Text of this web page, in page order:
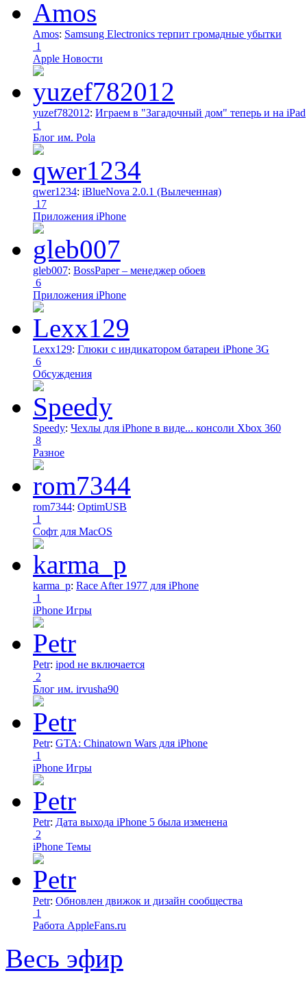
Amos: Samsung Electronics терпит громадные убытки
1
Apple Новости
yuzef782012: Играем в "Загадочный дом" теперь и на iPad
1
Блог им. Pola
qwer1234: iBlueNova 2.0.1 (Вылеченная)
17
Приложения iPhone
gleb007: BossPaper – менеджер обоев
6
Приложения iPhone
Lexx129: Глюки с индикатором батареи iPhone 3G
6
Обсуждения
Speedy: Чехлы для iPhone в виде... консоли Xbox 360
8
Разное
rom7344: OptimUSB
1
Софт для MacOS
karma_p: Race After 1977 для iPhone
1
iPhone Игры
Petr: ipod не включается
2
Блог им. irvusha90
Petr: GTA: Chinatown Wars для iPhone
1
iPhone Игры
Petr: Дата выхода iPhone 5 была изменена
2
iPhone Темы
Petr: Обновлен движок и дизайн сообщества
1
Работа AppleFans.ru
Весь эфир